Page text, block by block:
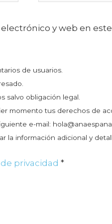
y web en
de usuarios.
salvo obligación legal.
momento tus derechos de
e-mail:
la información adicional y
privacidad*